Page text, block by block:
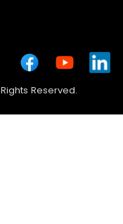
Reserved.